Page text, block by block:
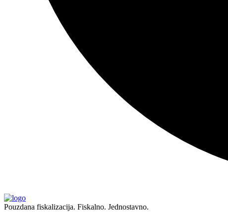
Pouzdana fiskalizacija. Fiskalno. Jednostavno.